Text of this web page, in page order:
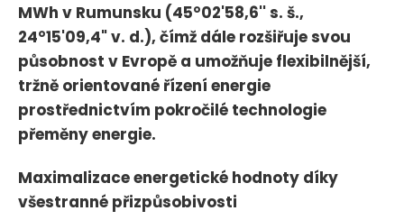
MWh v Rumunsku (45°02'58,6'' s. š.,
24°15'09,4" v. d.), čímž dále rozšiřuje svou
působnost v Evropě a umožňuje flexibilnější,
tržně orientované řízení energie
prostřednictvím pokročilé technologie
přeměny energie.
Maximalizace energetické hodnoty díky
všestranné přizpůsobivosti